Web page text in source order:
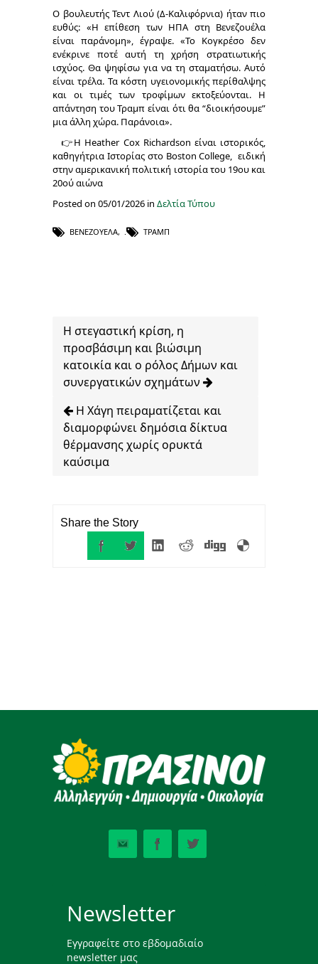
Ο βουλευτής Τεντ Λιού (Δ-Καλιφόρνια) ήταν πιο
ευθύς: «Η επίθεση των ΗΠΑ στη Βενεζουέλα
είναι παράνομη», έγραψε. «Το Κογκρέσο δεν
ενέκρινε ποτέ αυτή τη χρήση στρατιωτικής
ισχύος. Θα ψηφίσω για να τη σταματήσω. Αυτό
είναι τρέλα. Τα κόστη υγειονομικής περίθαλψης
και οι τιμές των τροφίμων εκτοξεύονται. Η
απάντηση του Τραμπ είναι ότι θα “διοικήσουμε”
μια άλλη χώρα. Παράνοια».
👉Η Heather Cox Richardson είναι ιστορικός,
καθηγήτρια Ιστορίας στο Boston College, ειδική
στην αμερικανική πολιτική ιστορία του 19ου και
20ού αιώνα
Posted on 05/01/2026 in Δελτία Τύπου
ΒΕΝΕΖΟΥΈΛΑ, ΤΡΑΜΠ
Η στεγαστική κρίση, η
προσβάσιμη και βιώσιμη
κατοικία και ο ρόλος Δήμων και
συνεργατικών σχημάτων
Η Χάγη πειραματίζεται και
διαμορφώνει δημόσια δίκτυα
θέρμανσης χωρίς ορυκτά
καύσιμα
Share the Story
Newsletter
Εγγραφείτε στο εβδομαδιαίο
newsletter μας